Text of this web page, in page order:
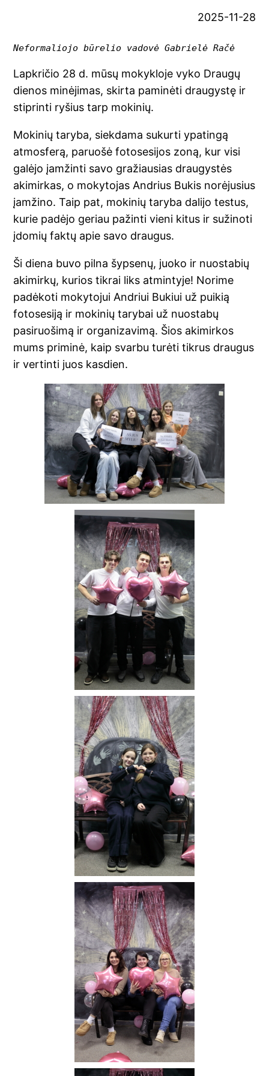
2025-11-28
Neformaliojo būrelio vadovė Gabrielė Račė
Lapkričio 28 d. mūsų mokykloje vyko Draugų
dienos minėjimas, skirta paminėti draugystę ir
stiprinti ryšius tarp mokinių.
Mokinių taryba, siekdama sukurti ypatingą
atmosferą, paruošė fotosesijos zoną, kur visi
galėjo įamžinti savo gražiausias draugystės
akimirkas, o mokytojas Andrius Bukis norėjusius
įamžino. Taip pat, mokinių taryba dalijo testus,
kurie padėjo geriau pažinti vieni kitus ir sužinoti
įdomių faktų apie savo draugus.
Ši diena buvo pilna šypsenų, juoko ir nuostabių
akimirkų, kurios tikrai liks atmintyje! Norime
padėkoti mokytojui Andriui Bukiui už puikią
fotosesiją ir mokinių tarybai už nuostabų
pasiruošimą ir organizavimą. Šios akimirkos
mums priminė, kaip svarbu turėti tikrus draugus
ir vertinti juos kasdien.